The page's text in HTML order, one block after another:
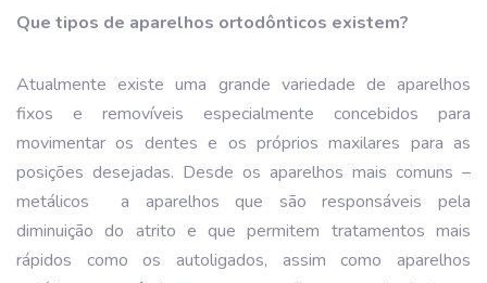
Que tipos de aparelhos ortodônticos existem?
Atualmente existe uma grande variedade de aparelhos
fixos e removíveis especialmente concebidos para
movimentar os dentes e os próprios maxilares para as
posições desejadas. Desde os aparelhos mais comuns –
metálicos a aparelhos que são responsáveis pela
diminuição do atrito e que permitem tratamentos mais
rápidos como os autoligados, assim como aparelhos